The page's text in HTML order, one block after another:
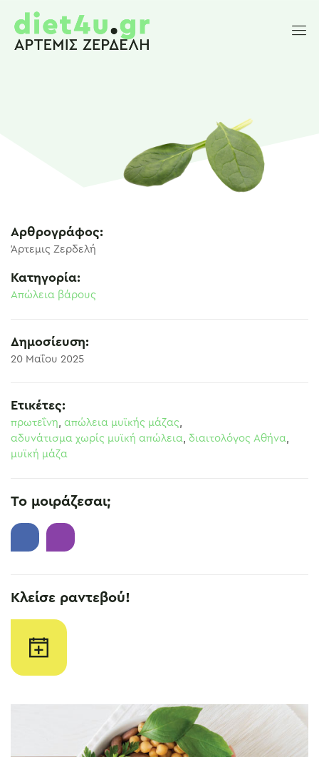
Αρθρογράφος:
Άρτεμις Ζερδελή
Κατηγορία:
Απώλεια βάρους
Δημοσίευση:
20 Μαΐου 2025
Ετικέτες:
πρωτεΐνη, απώλεια μυϊκής μάζας,
αδυνάτισμα χωρίς μυϊκή απώλεια, διαιτολόγος Αθήνα,
μυϊκή μάζα
Το μοιράζεσαι;
Κλείσε ραντεβού!